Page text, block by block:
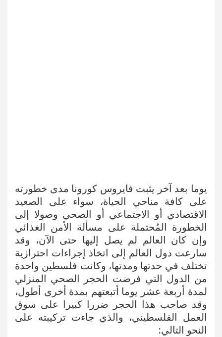
يوما بعد آخر يثبت فايروس كورونا مدى خطورته
على كافة مناحي الحياة، سواء على الصعيد
الاقتصادي أو الاجتماعي أو الصحي وصولا إلى
الخطورة المُحتملة على مسألة الأمن الغذائي
وإن كان العالم لم يصل إليها حتى الآن، وقد
سارعت دول العالم إلى اتخاذ إجراءات احترازية
تختلف في حدتها ومدتها، وكانت فلسطين واحدة
من الدول التي فرضت الحجر الصحي المنزلي
لمدة أربعة عشر يوما أتبعتهم بمدة أخرى أطول،
وقد صاحب هذا الحجر ضررا كبيرا على سوق
العمل الفلسطيني، والذي جاءت تركيبته على
النحو التالي: